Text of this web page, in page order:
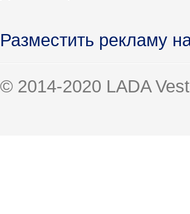
Разместить рекламу
© 2014-2020 LADA